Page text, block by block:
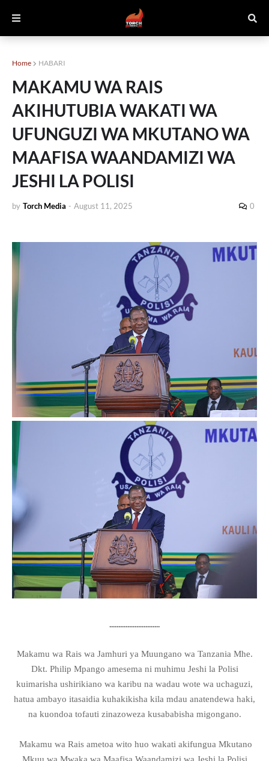
Home HABARI
MAKAMU WA RAIS
AKIHUTUBIA WAKATI WA
UFUNGUZI WA MKUTANO WA
MAAFISA WAANDAMIZI WA
JESHI LA POLISI
by Torch Media - August 11, 2025 0
............................
Makamu wa Rais wa Jamhuri ya Muungano wa Tanzania Mhe.
Dkt. Philip Mpango amesema ni muhimu Jeshi la Polisi
kuimarisha ushirikiano wa karibu na wadau wote wa uchaguzi,
hatua ambayo itasaidia kuhakikisha kila mdau anatendewa haki,
na kuondoa tofauti zinazoweza kusababisha migongano.
Makamu wa Rais ametoa wito huo wakati akifungua Mkutano